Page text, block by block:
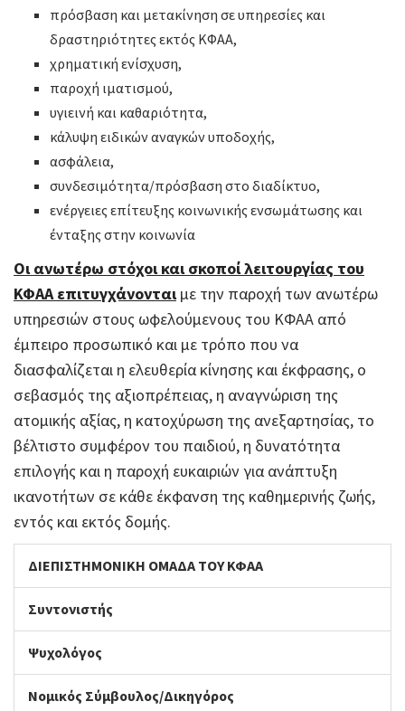
πρόσβαση και μετακίνηση σε υπηρεσίες και
δραστηριότητες εκτός ΚΦΑΑ,
χρηματική ενίσχυση,
παροχή ιματισμού,
υγιεινή και καθαριότητα,
κάλυψη ειδικών αναγκών υποδοχής,
ασφάλεια,
συνδεσιμότητα/πρόσβαση στο διαδίκτυο,
ενέργειες επίτευξης κοινωνικής ενσωμάτωσης και
ένταξης στην κοινωνία
Οι ανωτέρω στόχοι και σκοποί λειτουργίας του
ΚΦΑΑ επιτυγχάνονταιμε την παροχή των ανωτέρω
υπηρεσιών στους ωφελούμενους του ΚΦΑΑ από
έμπειρο προσωπικό και με τρόπο που να
διασφαλίζεται η ελευθερία κίνησης και έκφρασης, ο
σεβασμός της αξιοπρέπειας, η αναγνώριση της
ατομικής αξίας, η κατοχύρωση της ανεξαρτησίας, το
βέλτιστο συμφέρον του παιδιού, η δυνατότητα
επιλογής και η παροχή ευκαιριών για ανάπτυξη
ικανοτήτων σε κάθε έκφανση της καθημερινής ζωής,
εντός και εκτός δομής.
ΔΙΕΠΙΣΤΗΜΟΝΙΚΗ ΟΜΑΔΑ ΤΟΥ ΚΦΑΑ
Συντονιστής
Ψυχολόγος
Νομικός Σύμβουλος/Δικηγόρος